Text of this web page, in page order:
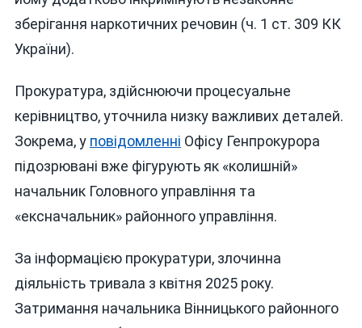
зберігання наркотичних речовин (ч. 1 ст. 309 КК
України).
Прокуратура, здійснюючи процесуальне
керівництво, уточнила низку важливих деталей.
Зокрема, у повідомленні Офісу Генпрокурора
підозрювані вже фігурують як «колишній»
начальник Головного управління та
«ексначальник» районного управління.
За інформацією прокуратури, злочинна
діяльність тривала з квітня 2025 року.
Затримання начальника Вінницького районного